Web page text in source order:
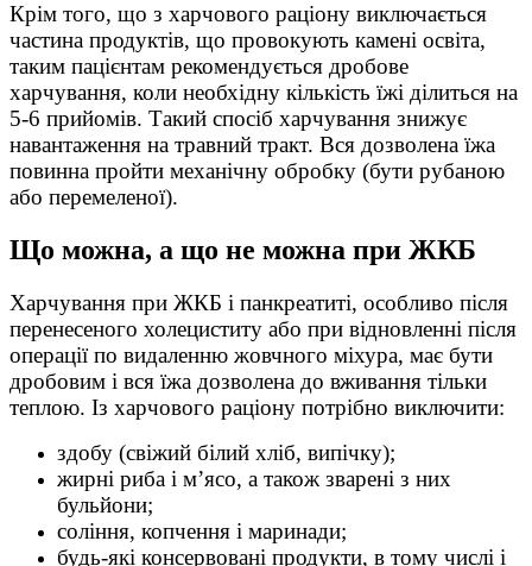
Крім того, що з харчового раціону виключається
частина продуктів, що провокують камені освіта,
таким пацієнтам рекомендується дробове
харчування, коли необхідну кількість їжі ділиться на
5-6 прийомів. Такий спосіб харчування знижує
навантаження на травний тракт. Вся дозволена їжа
повинна пройти механічну обробку (бути рубаною
або перемеленої).
Що можна, а що не можна при ЖКБ
Харчування при ЖКБ і панкреатиті, особливо після
перенесеного холециститу або при відновленні після
операції по видаленню жовчного міхура, має бути
дробовим і вся їжа дозволена до вживання тільки
теплою. Із харчового раціону потрібно виключити:
здобу (свіжий білий хліб, випічку);
жирні риба і м’ясо, а також зварені з них
бульйони;
соління, копчення і маринади;
будь-які консервовані продукти, в тому числі і